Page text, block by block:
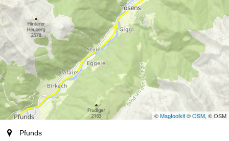
©Maptoolkit©OSM, © OSM
staţiunePfunds